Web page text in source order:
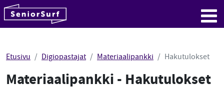
Hyppää sisältöön
Etusivu Digiopastajat Materiaalipankki Hakutulokset
Materiaalipankki - Hakutulokset